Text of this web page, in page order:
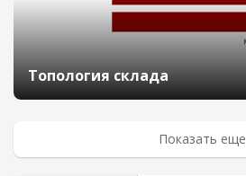
Топология склада
Показать еще